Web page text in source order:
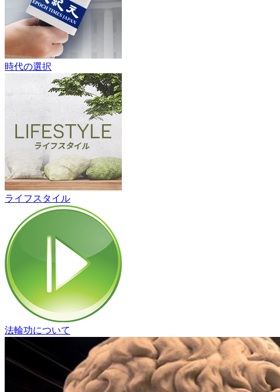
時代の選択
ライフスタイル
法輪功について